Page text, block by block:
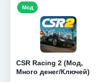
CSR Racing 2 (Мод,
Много денег/Ключей)
Мод